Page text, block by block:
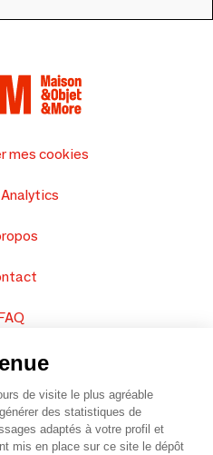
mes cookies
produits
du site
de visite le plus agréable
des statistiques de
adaptés à votre profil et
mis en place sur ce site le dépôt